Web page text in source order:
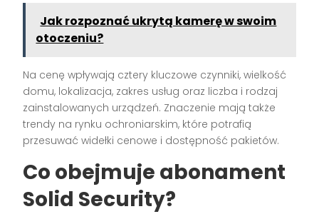
Jak rozpoznać ukrytą kamerę w swoim
otoczeniu?
Na cenę wpływają cztery kluczowe czynniki, wielkość
domu, lokalizacja, zakres usług oraz liczba i rodzaj
zainstalowanych urządzeń. Znaczenie mają także
trendy na rynku ochroniarskim, które potrafią
przesuwać widełki cenowe i dostępność pakietów.
Co obejmuje abonament
Solid Security?